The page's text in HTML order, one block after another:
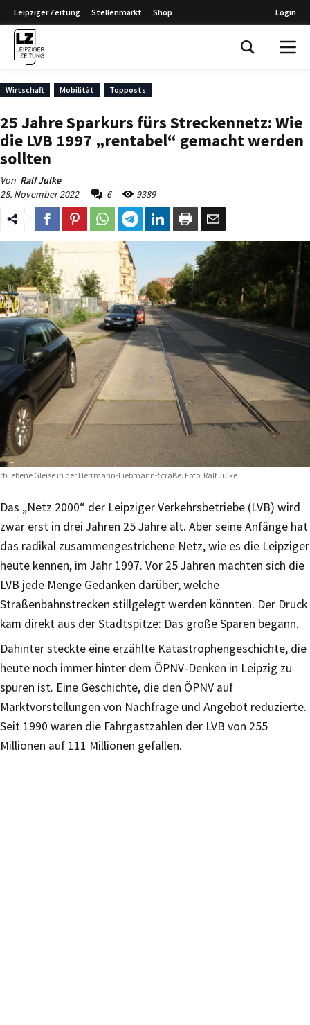
Leipziger Zeitung Stellenmarkt Shop Login
Wirtschaft Mobilität Topposts
25 Jahre Sparkurs fürs Streckennetz: Wie
die LVB 1997 „rentabel“ gemacht werden
sollten
Von Ralf Julke
28. November 2022
6 9389
Gleise in der Herrmann-Liebmann-Straße. Foto: Ralf Julke
Das „Netz 2000“ der Leipziger Verkehrsbetriebe (LVB) wird
zwar erst in drei Jahren 25 Jahre alt. Aber seine Anfänge hat
das radikal zusammengestrichene Netz, wie es die Leipziger
heute kennen, im Jahr 1997. Vor 25 Jahren machten sich die
LVB jede Menge Gedanken darüber, welche
Straßenbahnstrecken stillgelegt werden könnten. Der Druck
kam direkt aus der Stadtspitze: Das große Sparen begann.
Dahinter steckte eine erzählte Katastrophengeschichte, die
heute noch immer hinter dem ÖPNV-Denken in Leipzig zu
spüren ist. Eine Geschichte, die den ÖPNV auf
Marktvorstellungen von Nachfrage und Angebot reduzierte.
Seit 1990 waren die Fahrgastzahlen der LVB von 255
Millionen auf 111 Millionen gefallen.